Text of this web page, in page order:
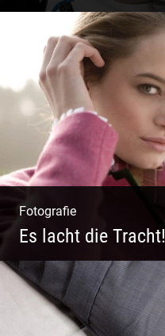
Polo Sylt
Fotografie
Es lacht die Tracht!
Wunderschöne
Farben | Originelle